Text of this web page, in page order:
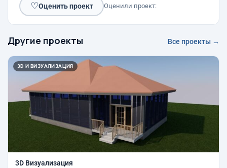
♡Оценить проект Оценили проект:
Другие проекты Все проекты →
3D И ВИЗУАЛИЗАЦИЯ
3D Визуализация